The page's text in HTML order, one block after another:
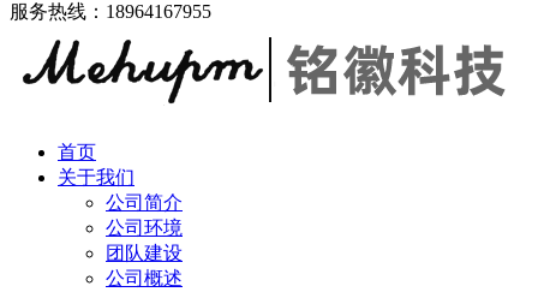
服务热线：18964167955
首页
关于我们
公司简介
公司环境
团队建设
公司概述